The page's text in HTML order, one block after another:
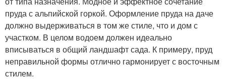
пруда с альпийской горкой. Оформление пруда на даче
должно выдерживаться в том же стиле, что и дом с
участком. В целом водоем должен идеально
вписываться в общий ландшафт сада. К примеру, пруд
неправильной формы отлично гармонирует с восточным
стилем.